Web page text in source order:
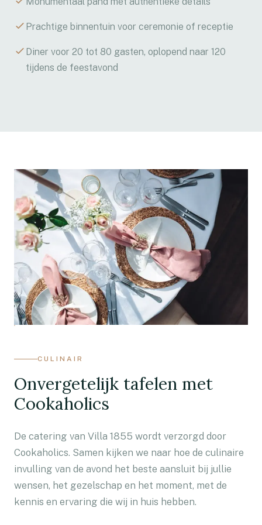
Prachtige binnentuin voor ceremonie of receptie
Diner voor 20 tot 80 gasten, oplopend naar 120
tijdens de feestavond
CULINAIR
Onvergetelijk tafelen met
Cookaholics
De catering van Villa 1855 wordt verzorgd door
Cookaholics. Samen kijken we naar hoe de culinaire
invulling van de avond het beste aansluit bij jullie
wensen, het gezelschap en het moment, met de
kennis en ervaring die wij in huis hebben.